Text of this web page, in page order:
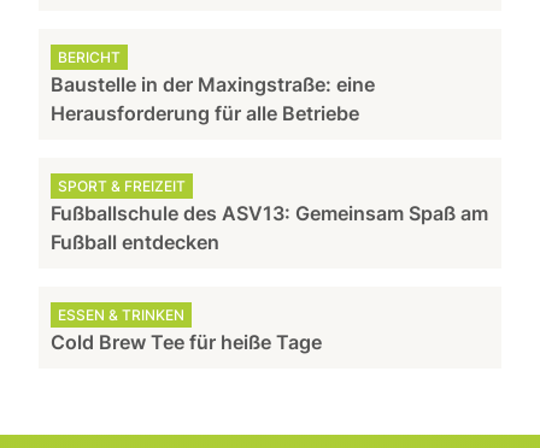
BERICHT
Baustelle in der Maxingstraße: eine
Herausforderung für alle Betriebe
SPORT & FREIZEIT
Fußballschule des ASV13: Gemeinsam Spaß am
Fußball entdecken
ESSEN & TRINKEN
Cold Brew Tee für heiße Tage